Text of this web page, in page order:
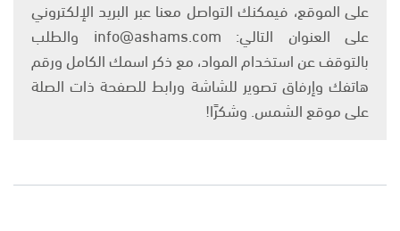
على الموقع، فيمكنك التواصل معنا عبر البريد الإلكتروني
على العنوان التالي: info@ashams.com والطلب
بالتوقف عن استخدام المواد، مع ذكر اسمك الكامل ورقم
هاتفك وإرفاق تصوير للشاشة ورابط للصفحة ذات الصلة
على موقع الشمس. وشكرًا!